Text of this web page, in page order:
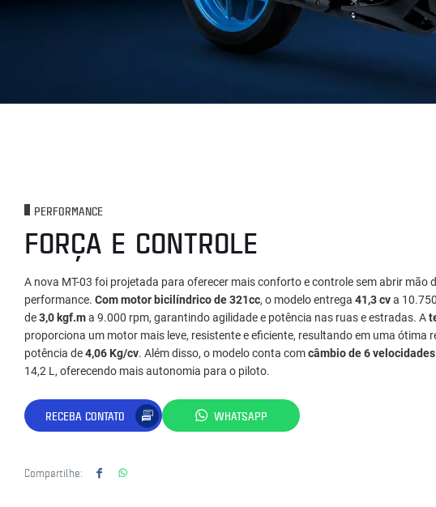
PERFORMANCE
FORÇA E CONTROLE
A nova MT-03 foi projetada para oferecer mais conforto e controle sem abrir mão
performance. Com motor bicilíndrico de 321cc, o modelo entrega 41,3 cva
de3,0 kgf.ma 9.000 rpm, garantindo agilidade e potência nas ruas e estradas. A
proporciona um motor mais leve, resistente e eficiente, resultando em uma ótima
potência de4,06 Kg/cv. Além disso, o modelo conta comcâmbio de 6 velocidades
14,2 L, oferecendo mais autonomia para o piloto.
RECEBA CONTATO WHATSAPP
Compartilhe: